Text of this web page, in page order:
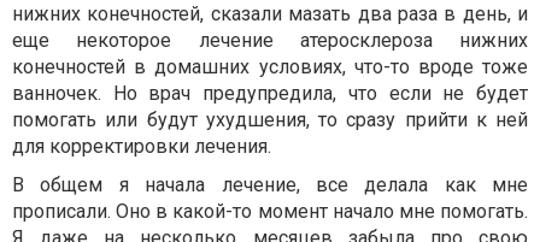
нижних конечностей, сказали мазать два раза в день, и
еще некоторое лечение атеросклероза нижних
конечностей в домашних условиях, что-то вроде тоже
ванночек. Но врач предупредила, что если не будет
помогать или будут ухудшения, то сразу прийти к ней
для корректировки лечения.
В общем я начала лечение, все делала как мне
прописали. Оно в какой-то момент начало мне помогать.